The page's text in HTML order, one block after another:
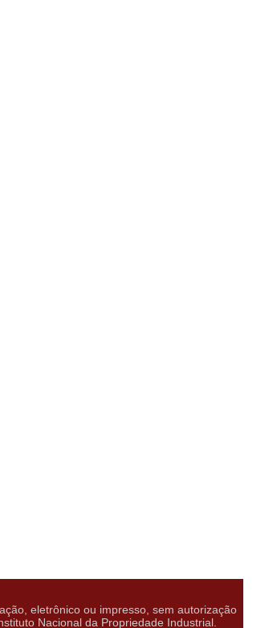
eletrônico ou impresso, sem autorização
Nacional da Propriedade Industrial.